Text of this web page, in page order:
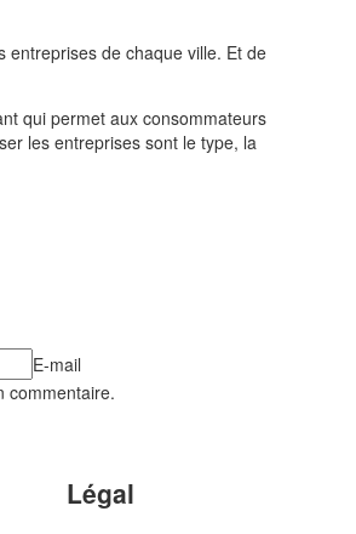
entreprises de chaque ville. Et de
qui permet aux consommateurs
les entreprises sont le type, la
E-mail
commentaire.
Légal